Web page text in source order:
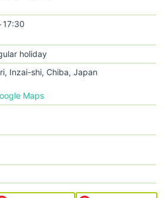
17:30
holiday
Inzai-shi, Chiba, Japan
Maps